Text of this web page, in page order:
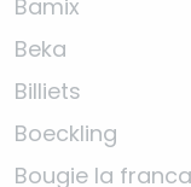
Bamix
Beka
Billiets
Boeckling
Bougie la